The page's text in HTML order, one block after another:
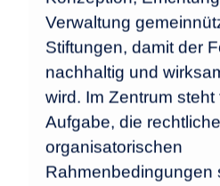
Verwaltung
Stiftungen, damit der
nachhaltig und
wird. Im Zentrum steht
Aufgabe, die
organisatorischen
Rahmenbedingungen